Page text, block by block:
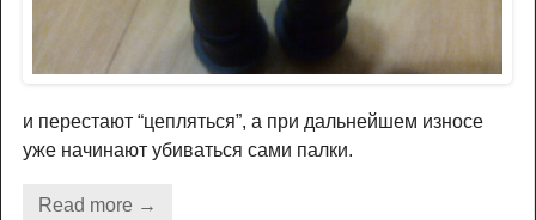
и перестают “цепляться”, а при дальнейшем износе
уже начинают убиваться сами палки.
Read more →